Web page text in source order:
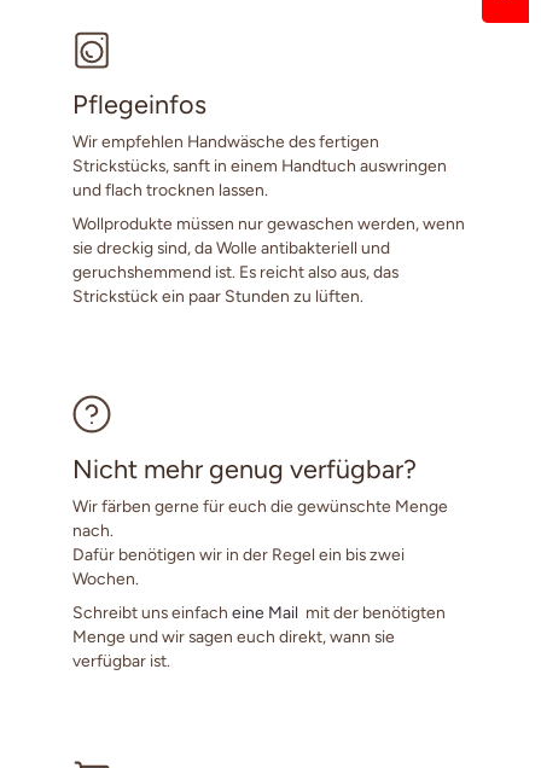
Pflegeinfos
Wir empfehlen Handwäsche des fertigen
Strickstücks, sanft in einem Handtuch auswringen
und flach trocknen lassen.
Wollprodukte müssen nur gewaschen werden, wenn
sie dreckig sind, da Wolle antibakteriell und
geruchshemmend ist. Es reicht also aus, das
Strickstück ein paar Stunden zu lüften.
Nicht mehr genug verfügbar?
Wir färben gerne für euch die gewünschte Menge
nach.
Dafür benötigen wir in der Regel ein bis zwei
Wochen.
Schreibt uns einfach eine Mail mit der benötigten
Menge und wir sagen euch direkt, wann sie
verfügbar ist.